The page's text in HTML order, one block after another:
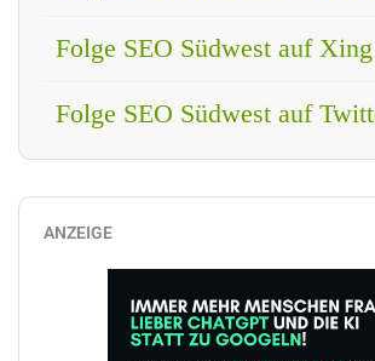
Folge SEO Südwest auf Xing
Folge SEO Südwest auf
ANZEIGE